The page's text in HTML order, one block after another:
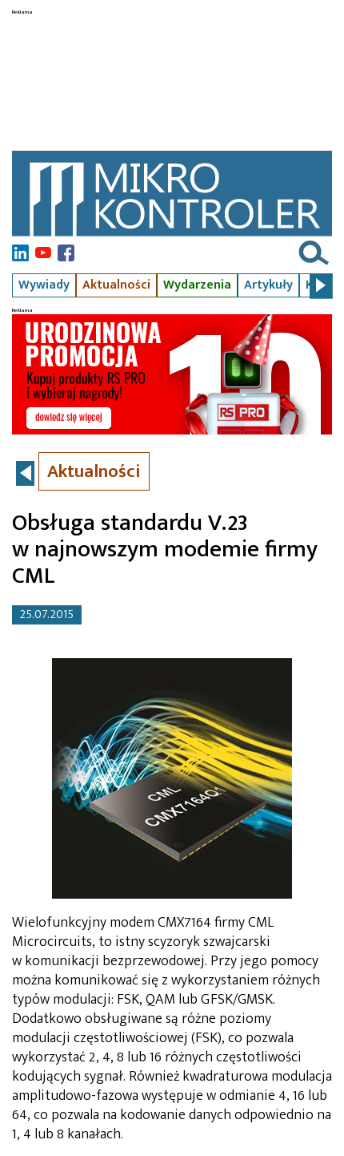
Wywiady Aktualności Wydarzenia Artykuły Kursy
Aktualności
Obsługa standardu V.23
w najnowszym modemie firmy
CML
25.07.2015
Wielofunkcyjny modem CMX7164 firmy CML
Microcircuits, to istny scyzoryk szwajcarski
w komunikacji bezprzewodowej. Przy jego pomocy
można komunikować się z wykorzystaniem różnych
typów modulacji: FSK, QAM lub GFSK/GMSK.
Dodatkowo obsługiwane są różne poziomy
modulacji częstotliwościowej (FSK), co pozwala
wykorzystać 2, 4, 8 lub 16 różnych częstotliwości
kodujących sygnał. Również kwadraturowa modulacja
amplitudowo-fazowa występuje w odmianie 4, 16 lub
64, co pozwala na kodowanie danych odpowiednio na
1, 4 lub 8 kanałach.